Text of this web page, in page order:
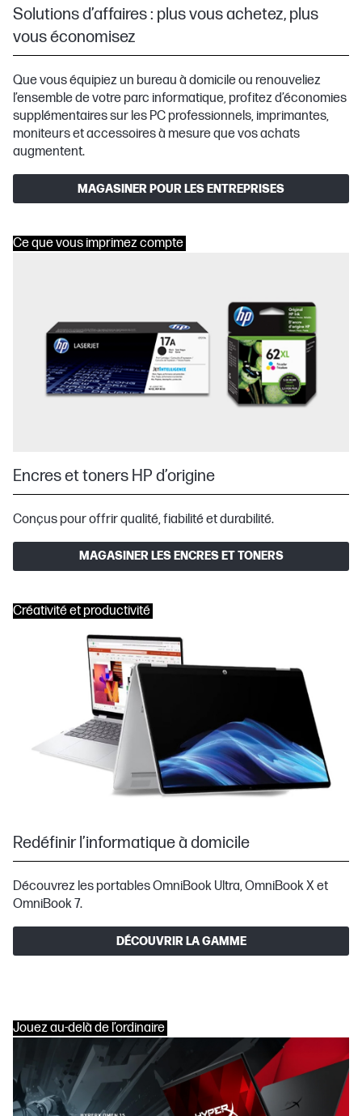
Solutions d’affaires : plus vous achetez, plus
vous économisez
Que vous équipiez un bureau à domicile ou renouveliez
l’ensemble de votre parc informatique, profitez d’économies
supplémentaires sur les PC professionnels, imprimantes,
moniteurs et accessoires à mesure que vos achats
augmentent.
MAGASINER POUR LES ENTREPRISES
Ce que vous imprimez compte
Encres et toners HP d’origine
Conçus pour offrir qualité, fiabilité et durabilité.
MAGASINER LES ENCRES ET TONERS
Créativité et productivité
Redéfinir l’informatique à domicile
Découvrez les portables OmniBook Ultra, OmniBook X et
OmniBook 7.
DÉCOUVRIR LA GAMME
Jouez au-delà de l’ordinaire